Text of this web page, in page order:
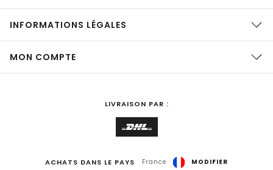
INFORMATIONS LÉGALES
MON COMPTE
LIVRAISON PAR :
ACHATS DANS LE PAYS France MODIFIER